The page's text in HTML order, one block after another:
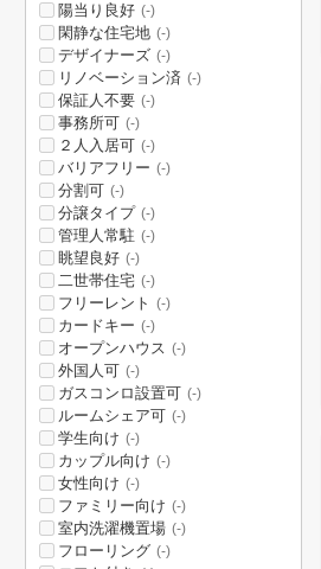
陽当り良好 (-)
閑静な住宅地 (-)
デザイナーズ (-)
リノベーション済 (-)
保証人不要 (-)
事務所可 (-)
２人入居可 (-)
バリアフリー (-)
分割可 (-)
分譲タイプ (-)
管理人常駐 (-)
眺望良好 (-)
二世帯住宅 (-)
フリーレント (-)
カードキー (-)
オープンハウス (-)
外国人可 (-)
ガスコンロ設置可 (-)
ルームシェア可 (-)
学生向け (-)
カップル向け (-)
女性向け (-)
ファミリー向け (-)
室内洗濯機置場 (-)
フローリング (-)